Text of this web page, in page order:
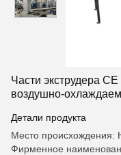
Части экструдера
воздушно-
Детали продукта
Место происхождения:
Фирменное